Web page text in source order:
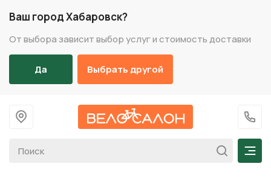
Ваш город Хабаровск?
От выбора зависит выбор услуг и стоимость доставки
Да Выбрать другой
На главную
+7